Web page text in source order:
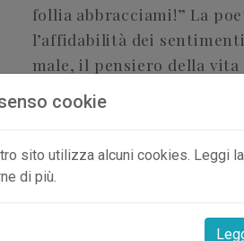
cookie
sito utilizza alcuni cookies. Leggi
di più.
follia abbracciami!” La
l’affidabilità dei
male, il pensiero della
spesso tormentosa,
risposta - deve